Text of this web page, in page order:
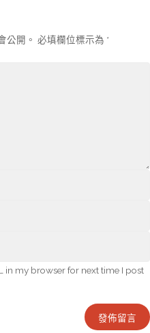
公開。 必填欄位標示為 *
in my browser for next time I post